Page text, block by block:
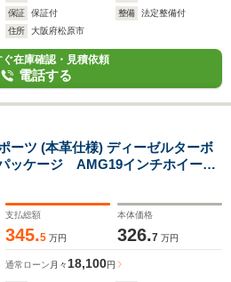
保証 保証付 整備
法定整備付
住所
大阪府松原市
ぐ在庫確認・見積依頼
電話する
ツ (本革仕様) ディーゼルターボ
ッケージ AMG19インチホイー
シート ランニングボード ブル
スプレイ アンビエントライト
ートヒーター
支払総額
345.5 万円
本体価格
326.7 万円
通常ローン 月々 18,100円